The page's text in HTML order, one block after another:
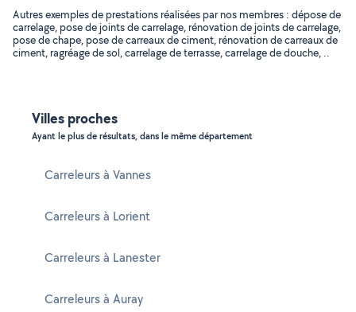
Autres exemples de prestations réalisées par nos membres : dépose de
carrelage, pose de joints de carrelage, rénovation de joints de carrelage,
pose de chape, pose de carreaux de ciment, rénovation de carreaux de
ciment, ragréage de sol, carrelage de terrasse, carrelage de douche, ..
Villes proches
Ayant le plus de résultats, dans le même département
Carreleurs à Vannes
Carreleurs à Lorient
Carreleurs à Lanester
Carreleurs à Auray